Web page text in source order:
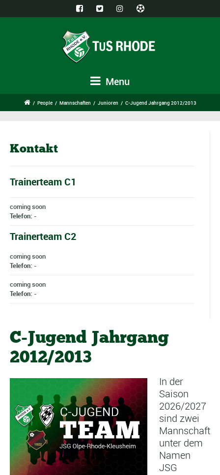
Menu
/ People / Mannschaften / Junioren / C-Jugend Jahrgang 2012/2013
Kontakt
Trainerteam C1
coming soon
Telefon: -
Trainerteam C2
coming soon
Telefon: -
coming soon
Telefon: -
C-Jugend Jahrgang
2012/2013
In der
Saison
2026/2027
sind zwei
Mannschaft
unter dem
Namen
JSG